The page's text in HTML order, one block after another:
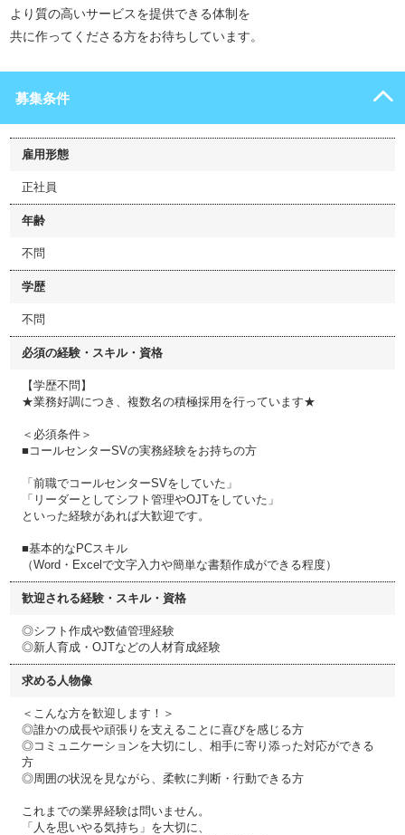
より質の高いサービスを提供できる体制を
共に作ってくださる方をお待ちしています。
募集条件
雇用形態
正社員
年齢
不問
学歴
不問
必須の経験・スキル・資格
【学歴不問】
★業務好調につき、複数名の積極採用を行っています★
＜必須条件＞
■コールセンターSVの実務経験をお持ちの方
「前職でコールセンターSVをしていた」
「リーダーとしてシフト管理やOJTをしていた」
といった経験があれば大歓迎です。
■基本的なPCスキル
（Word・Excelで文字入力や簡単な書類作成ができる程度）
歓迎される経験・スキル・資格
◎シフト作成や数値管理経験
◎新人育成・OJTなどの人材育成経験
求める人物像
＜こんな方を歓迎します！＞
◎誰かの成長や頑張りを支えることに喜びを感じる方
◎コミュニケーションを大切にし、相手に寄り添った対応ができる
方
◎周囲の状況を見ながら、柔軟に判断・行動できる方
これまでの業界経験は問いません。
「人を思いやる気持ち」を大切に、